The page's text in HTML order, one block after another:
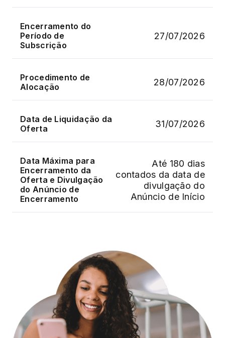
Encerramento do
Período de
Subscrição
27/07/2026
Procedimento de
Alocação
28/07/2026
Data de Liquidação da
Oferta
31/07/2026
Data Máxima para
Encerramento da
Oferta e Divulgação
do Anúncio de
Encerramento
Até 180 dias
contados da data de
divulgação do
Anúncio de Início